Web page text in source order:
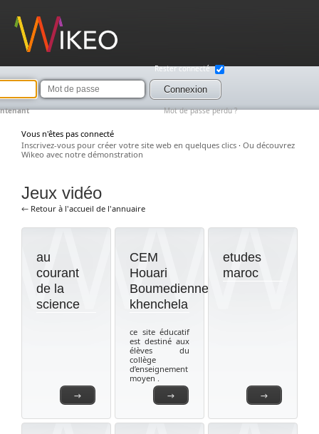
Rester connecté
Mot
de
passe
Connexion
Mot de passe perdu ?
Vous n'êtes pas connecté
Inscrivez-vous pour créer votre site web en quelques clics · Ou découvrez
Wikeo avec notre démonstration
Jeux vidéo
← Retour à l'accueil de l'annuaire
→
au
courant
de la
science
→
CEM
Houari
Boumedienne
khenchela
ce site éducatif
est destiné aux
élèves du
collège
d’enseignement
moyen .
→
etudes
maroc